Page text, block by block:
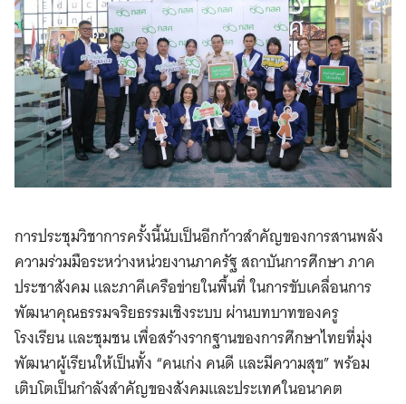
การประชุมวิชาการครั้งนี้นับเป็นอีกก้าวสำคัญของการสานพลัง
ความร่วมมือระหว่างหน่วยงานภาครัฐ สถาบันการศึกษา ภาค
ประชาสังคม และภาคีเครือข่ายในพื้นที่ ในการขับเคลื่อนการ
พัฒนาคุณธรรมจริยธรรมเชิงระบบ ผ่านบทบาทของครู
โรงเรียน และชุมชน เพื่อสร้างรากฐานของการศึกษาไทยที่มุ่ง
พัฒนาผู้เรียนให้เป็นทั้ง “คนเก่ง คนดี และมีความสุข” พร้อม
เติบโตเป็นกำลังสำคัญของสังคมและประเทศในอนาคต